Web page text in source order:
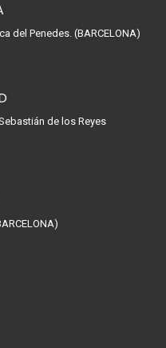
del Penedes. (BARCELONA)
de los Reyes